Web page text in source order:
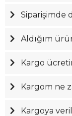
Siparişimde
Aldığım
Kargo
Kargom ne
Kargoya